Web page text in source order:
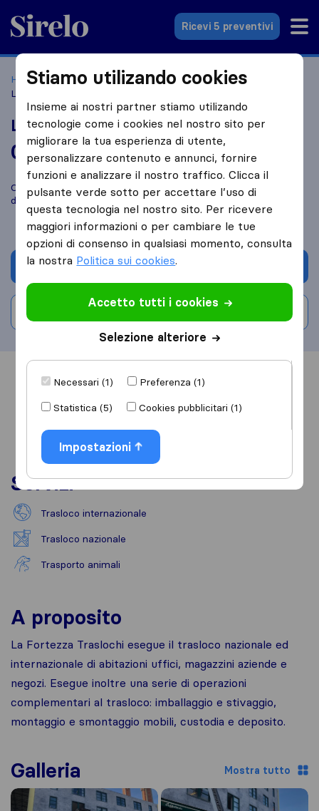
Sirelo.it
Ricevi 5 preventivi
Home Le 10 migliori aziende di traslochi in Italia
La Fortezza Traslochi
La Fortezza Traslochi
0,0 basato su 2
recensioni di Sirelo e Google
i
Confronta La Fortezza Traslochi con altreaziende di traslochi
di
Livorno
Chiedi preventivo
Informazioni Recensioni
Servizi
Trasloco internazionale
Trasloco nazionale
Trasporto animali
A proposito
La Fortezza Traslochi esegue il trasloco nazionale ed
internazionale di abitazioni uffici, magazzini aziende e
negozi. Esegue inoltre una serie di operazioni
complementari al trasloco: imballaggio e stivaggio,
montaggio e smontaggio mobili, custodia e deposito.
Galleria Mostra tutto
Stiamo utilizando cookies
Insieme ai nostri partner stiamo utilizando
tecnologie come i cookies nel nostro sito per
migliorare la tua esperienza di utente,
personalizzare contenuto e annunci, fornire
funzioni e analizzare il nostro traffico. Clicca il
pulsante verde sotto per accettare l’uso di
questa tecnologia nel nostro sito. Per ricevere
maggiori informazioni o per cambiare le tue
opzioni di consenso in qualsiasi momento, consulta
la nostra Politica sui cookies.
Accetto tutti i cookies
Selezione alteriore
Necessari (1)
Preferenza (1)
Statistica (5)
Cookies pubblicitari (1)
Impostazioni